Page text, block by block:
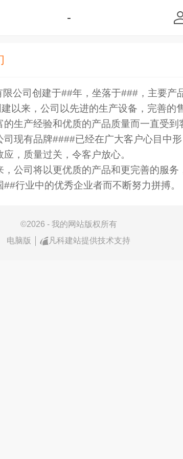
-
司创建于##年，坐落于###，主要产
以来，公司以先进的生产设备，完善的
的生产经验和优质的产品质量而一直受到
司现有品牌####已经在广大客户心目中形
应，质量过关，令客户放心。
司将以更优质的产品和更完善的服务
##行业中的优秀企业者而不断努力拼搏。
©2026 - 我的网站版权所有
电脑版
凡科建站提供技术支持